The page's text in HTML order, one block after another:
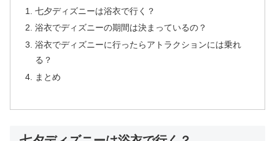
七夕ディズニーは浴衣で行く？
浴衣でディズニーの期間は決まっているの？
浴衣でディズニーに行ったらアトラクションには乗れ
る？
まとめ